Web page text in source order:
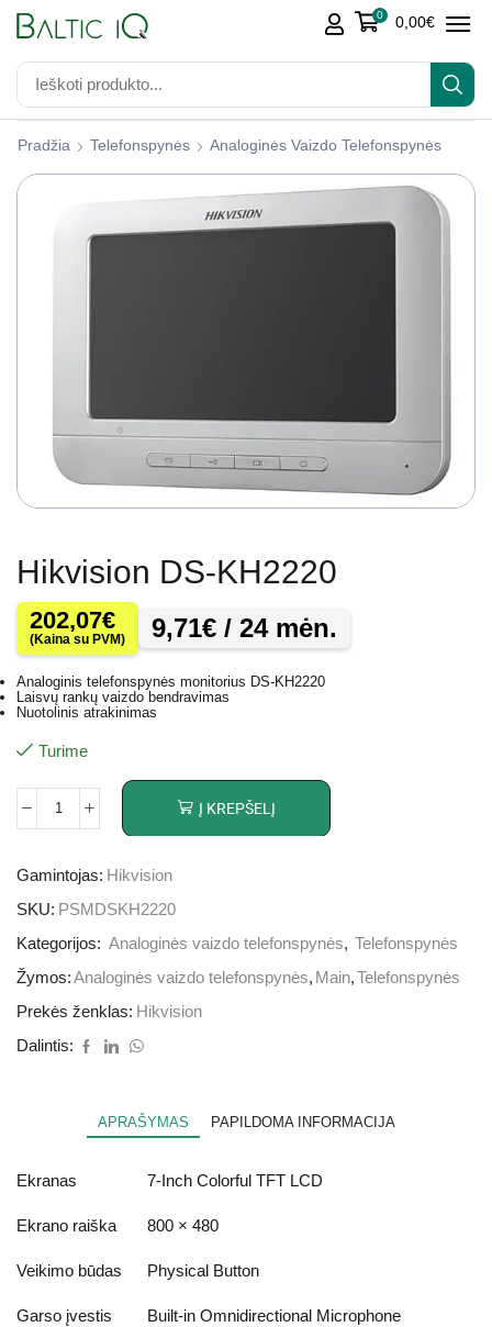
0 0,00€
Pradžia Telefonspynės Analoginės Vaizdo Telefonspynės
Hikvision DS-KH2220
202,07€
(Kaina su PVM) 9,71€ / 24 mėn.
Analoginis telefonspynės monitorius DS-KH2220
Laisvų rankų vaizdo bendravimas
Nuotolinis atrakinimas
Turime
Į KREPŠELĮ
Gamintojas: Hikvision
SKU: PSMDSKH2220
Kategorijos: Analoginės vaizdo telefonspynės, Telefonspynės
Žymos:Analoginės vaizdo telefonspynės, Main,Telefonspynės
Prekės ženklas: Hikvision
Dalintis:
APRAŠYMAS PAPILDOMA INFORMACIJA
Ekranas 7-Inch Colorful TFT LCD
Ekrano raiška 800 × 480
Veikimo būdas Physical Button
Garso įvestis Built-in Omnidirectional Microphone